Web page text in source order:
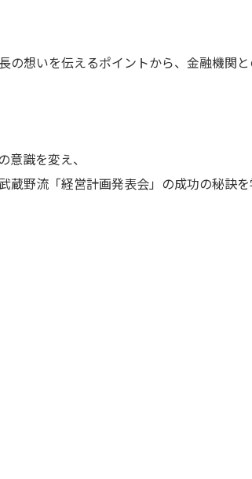
の想いを伝えるポイントから、金融機関
識を変え、
蔵野流「経営計画発表会」の成功の秘訣